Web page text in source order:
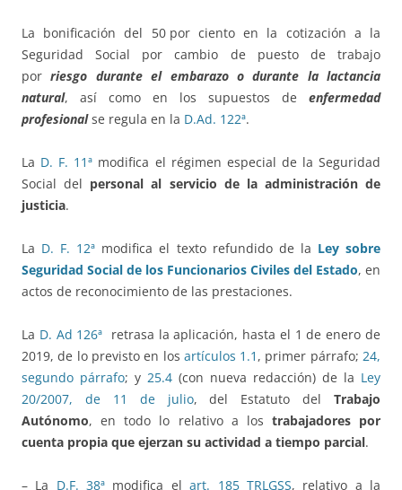
La bonificación del 50 por ciento en la cotización a la
Seguridad Social por cambio de puesto de trabajo
porriesgo durante el embarazo o durante la lactancia
natural, así como en los supuestos de enfermedad
profesionalse regula en la D.Ad. 122ª.
La D. F. 11ª modifica el régimen especial de la Seguridad
Social del personal al servicio de la administración de
justicia.
La D. F. 12ª modifica el texto refundido de la Ley sobre
Seguridad Social de los Funcionarios Civiles del Estado, en
actos de reconocimiento de las prestaciones.
La D. Ad 126ª retrasa la aplicación, hasta el 1 de enero de
2019, de lo previsto en los artículos 1.1 , primer párrafo;24,
segundo párrafo; y 25.4 (con nueva redacción) de la Ley
20/2007, de 11 de julio, del Estatuto del Trabajo
Autónomo, en todo lo relativo a los trabajadores por
cuenta propia que ejerzan su actividad a tiempo parcial.
– La D.F. 38ª modifica elart. 185 TRLGSS, relativo a la